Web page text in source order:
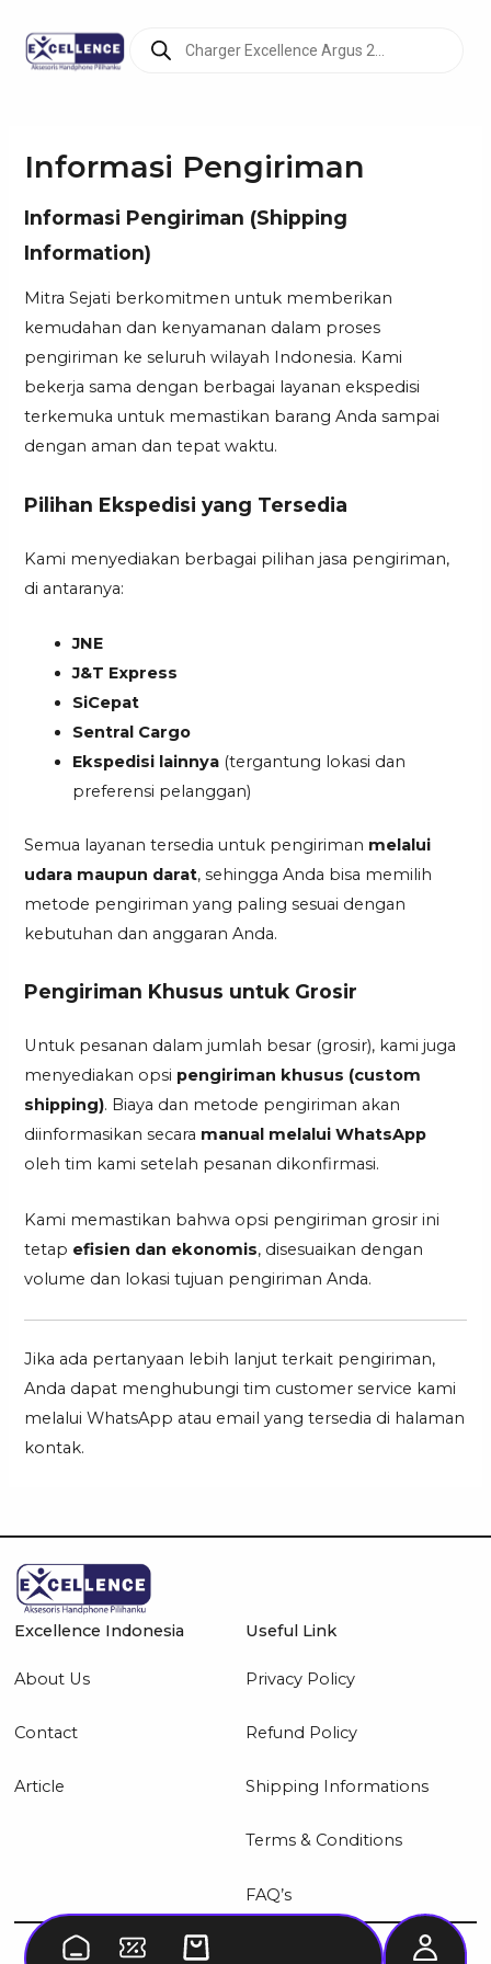
konten
search
Informasi Pengiriman
Informasi Pengiriman (Shipping
Information)
Mitra Sejati berkomitmen untuk memberikan
kemudahan dan kenyamanan dalam proses
pengiriman ke seluruh wilayah Indonesia. Kami
bekerja sama dengan berbagai layanan ekspedisi
terkemuka untuk memastikan barang Anda sampai
dengan aman dan tepat waktu.
Pilihan Ekspedisi yang Tersedia
Kami menyediakan berbagai pilihan jasa pengiriman,
di antaranya:
JNE
J&T Express
SiCepat
Sentral Cargo
Ekspedisi lainnya (tergantung lokasi dan
preferensi pelanggan)
Semua layanan tersedia untuk pengiriman melalui
udara maupun darat, sehingga Anda bisa memilih
metode pengiriman yang paling sesuai dengan
kebutuhan dan anggaran Anda.
Pengiriman Khusus untuk Grosir
Untuk pesanan dalam jumlah besar (grosir), kami juga
menyediakan opsi pengiriman khusus (custom
shipping). Biaya dan metode pengiriman akan
diinformasikan secara manual melalui WhatsApp
oleh tim kami setelah pesanan dikonfirmasi.
Kami memastikan bahwa opsi pengiriman grosir ini
tetap efisien dan ekonomis, disesuaikan dengan
volume dan lokasi tujuan pengiriman Anda.
Jika ada pertanyaan lebih lanjut terkait pengiriman,
Anda dapat menghubungi tim customer service kami
melalui WhatsApp atau email yang tersedia di halaman
kontak.
Excellence Indonesia
About Us
Contact
Article
Useful Link
Privacy Policy
Refund Policy
Shipping Informations
Terms & Conditions
FAQ’s
© 2026 Excellence Indonesia